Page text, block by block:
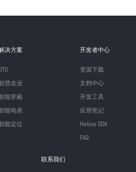
决方案
慧农业
能穿戴
能电表
能定位
开发者中心
资源下载
文档中心
开发工具
应用笔记
Helios SDK
FAQ
联系我们